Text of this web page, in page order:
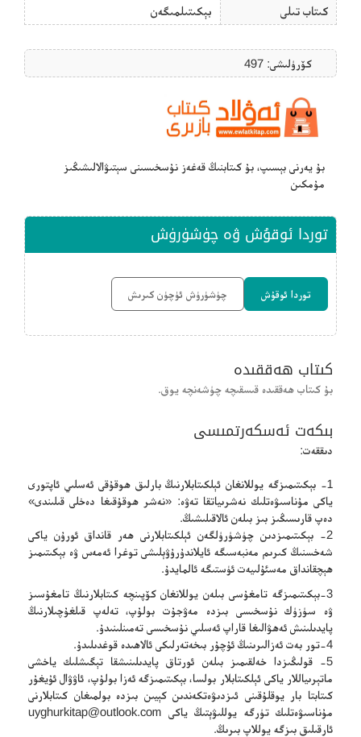
كىتاب تىلى بېكىتىلمىگەن
كۆرۈلىشى: 497
بۇ يەرنى بېسىپ، بۇ كىتابنىڭ قەغەز نۇسخىسىنى سېتىۋالالىشىڭىز
مۇمكىن
توردا ئوقۇش ۋە چۈشۈرۈش
توردا ئوقۇش چۈشۈرۈش ئۈچۈن كىرىش
كىتاب ھەققىدە
بۇ كىتاب ھەققىدە قىسقىچە چۈشەنچە يوق.
بىكەت ئەسكەرتمىسى
دىققەت:
1- بېكىتىمىزگە يوللانغان ئېلكىتابلارنىڭ بارلىق ھوقۇقى ئەسلىي ئاپتورى
ياكى مۇناسىۋەتلىك نەشرىياتقا تەۋە: «نەشر ھوقۇقىغا دەخلى قىلىندى»
دەپ قارىسىڭىز بىز بىلەن ئالاقىلىشىڭ.
2- بېكىتىمىزدىن چۈشۈرۈلگەن ئېلكىتابلارنى ھەر قانداق ئورۇن ياكى
شەخسنىڭ كىرىم مەنبەسىگە ئايلاندۇرۇۋېلىشى توغرا ئەمەس ۋە بېكىتىمىز
ھېچقانداق مەسئۇلىيەت ئۈستىگە ئالمايدۇ.
3-بېكىتىمىزگە تامغۇسى بىلەن يوللانغان كۆپىنچە كىتابلارنىڭ تامغۇسىز
ۋە سۈزۈك نۇسخىسى بىزدە مەۋجۇت بولۇپ، تەلەپ قىلغۇچىلارنىڭ
پايدىلىنىش ئەھۋالىغا قاراپ ئەسلىي نۇسخىسى تەمىنلىنىدۇ.
4-تور بەت ئەزالىرىنىڭ ئۇچۇر بىخەتەرلىكى ئالاھىدە قوغدىلىدۇ.
5- قولىڭىزدا خەلقىمىز بىلەن ئورتاق پايدىلىنىشقا تېگىشلىك ياخشى
ماتېرىياللار ياكى ئېلكىتابلار بولسا، بېكىتىمىزگە ئەزا بولۇپ، ئاۋۋال ئۇيغۇر
كىتابتا بار يوقلۇقىنى ئىزدىۋەتكەندىن كېيىن بىزدە بولمىغان كىتابلارنى
مۇناسىۋەتلىك تۈرگە يوللىۋېتىڭ ياكى uyghurkitap@outlook.com
ئارقىلىق بىزگە يوللاپ بىرىڭ.